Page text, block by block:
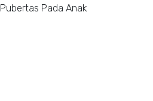
Pubertas Pada Anak